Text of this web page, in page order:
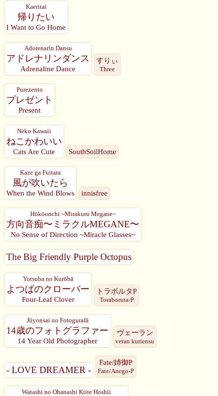
Kaeritai
帰りたい
I Want to Go Home
Adorenarin Dansu
アドレナリンダンス
Adrenaline Dance
すりぃ
Three
Purezento
プレゼント
Present
Neko Kawaii
ねこかわいい
Cats Are Cute SouthSoilHome
Kaze ga Fuitara
風が吹いたら
When the Wind Blows innisfree
Hōkōonchi ~Mirakuru Megane~
方向音痴〜ミラクルMEGANE〜
No Sense of Direction ~Miracle Glasses~
The Big Friendly Purple Octopus
Yotsuba no Kurōbā
よつばのクローバー
Four-Leaf Clover
トラボルタP
Toraboruta-P
Jūyonsai no Fotogurafā
14歳のフォトグラファー
14 Year Old Photographer
ヴェーラン
veran kuriensu
- LOVE DREAMER -
Fate/姉御P
Fate/Anego-P
Watashi no Ohanashi Kiite Hoshii